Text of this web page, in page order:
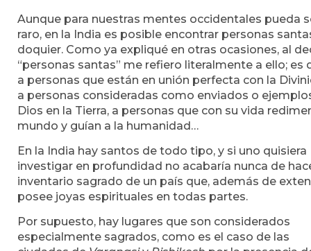
Aunque para nuestras mentes occidentales pueda
raro, en la India es posible encontrar personas
doquier. Como ya expliqué en otras ocasiones, al
“personas santas” me refiero literalmente a ello; es
a personas que están en unión perfecta con la
a personas consideradas como enviados o
Dios en la Tierra, a personas que con su vida
mundo y guían a la humanidad…
En la India hay santos de todo tipo, y si uno quisiera
investigar en profundidad no acabaría nunca de
inventario sagrado de un país que, además de
posee joyas espirituales en todas partes.
Por supuesto, hay lugares que son considerados
especialmente sagrados, como es el caso de las